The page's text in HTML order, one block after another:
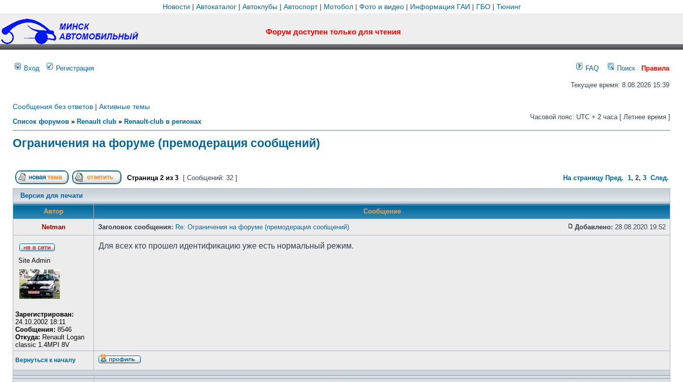
Новости | Автокаталог| Автоклубы| Автоспорт| Мотобол| Фото и видео| Информация ГАИ | ГБО| Тюнинг
Форум доступен только для чтения
Вход Регистрация FAQ Поиск Правила
Текущее время: 8.08.2026 15:39
Сообщения без ответов | Активные темы
Список форумов » Renault club » Renault-club в регионах
Часовой пояс: UTC + 2 часа [ Летнее время ]
Ограничения на форуме (премодерация сообщений)
Страница 2 из 3 [ Сообщений: 32 ] На страницу Пред. 1, 2, 3 След.
Версия для печати
Автор Сообщение
Netman Заголовок сообщения: Re: Ограничения на форуме (премодерация сообщений) Добавлено: 28.08.2020 19:52
Site Admin
Зарегистрирован:
24.10.2002 18:11
Сообщения: 8546
Откуда: Renault Logan
classic 1.4MPI 8V
Для всех кто прошел идентификацию уже есть нормальный режим.
Вернуться к началу